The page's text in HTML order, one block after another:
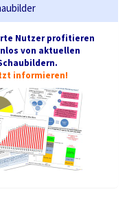
Nutzer profitieren
von aktuellen
informieren!